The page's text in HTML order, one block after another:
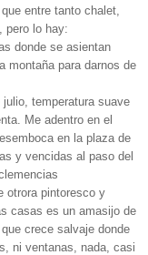
entre tanto chalet,
pero lo hay:
donde se asientan
montaña para darnos de
julio, temperatura suave
Me adentro en el
en la plaza de
y vencidas al paso del
otrora pintoresco y
casas es un amasijo de
crece salvaje donde
ni ventanas, nada, casi